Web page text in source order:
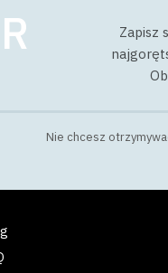
Zapisz
Nie chcesz